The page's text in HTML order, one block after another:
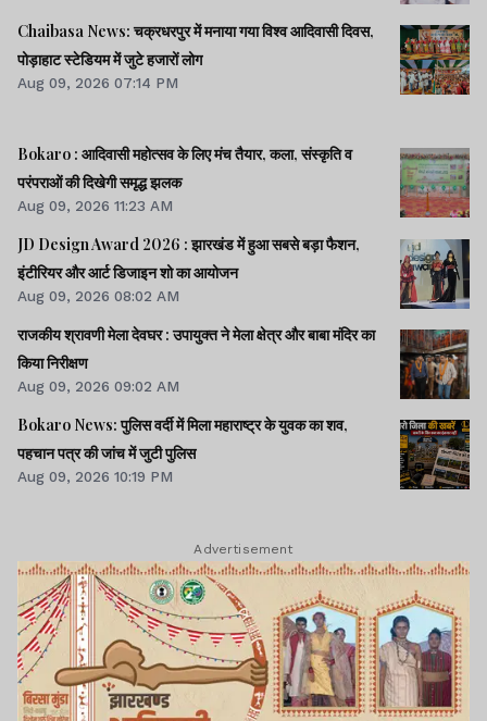
Chaibasa News: चक्रधरपुर में मनाया गया विश्व आदिवासी दिवस,
पोड़ाहाट स्टेडियम में जुटे हजारों लोग
Aug 09, 2026 07:14 PM
Bokaro : आदिवासी महोत्सव के लिए मंच तैयार, कला, संस्कृति व
परंपराओं की दिखेगी समृद्ध झलक
Aug 09, 2026 11:23 AM
JD Design Award 2026 : झारखंड में हुआ सबसे बड़ा फैशन,
इंटीरियर और आर्ट डिजाइन शो का आयोजन
Aug 09, 2026 08:02 AM
राजकीय श्रावणी मेला देवघर : उपायुक्त ने मेला क्षेत्र और बाबा मंदिर का
किया निरीक्षण
Aug 09, 2026 09:02 AM
Bokaro News: पुलिस वर्दी में मिला महाराष्ट्र के युवक का शव,
पहचान पत्र की जांच में जुटी पुलिस
Aug 09, 2026 10:19 PM
Advertisement